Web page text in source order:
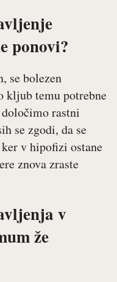
ponovi?
se bolezen
kljub temu potrebne
rastni
se zgodi, da se
v hipofizi ostane
znova zraste
v
že